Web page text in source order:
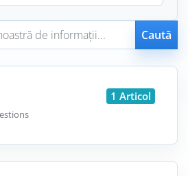
Caută
1 Articol